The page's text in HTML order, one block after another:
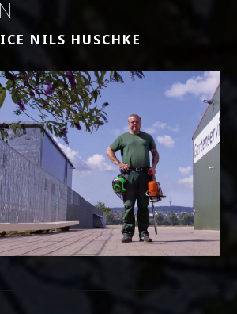
NILS HUSCHKE